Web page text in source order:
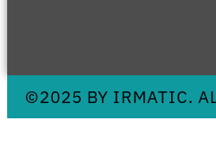
©2025 BY IRMATIC.